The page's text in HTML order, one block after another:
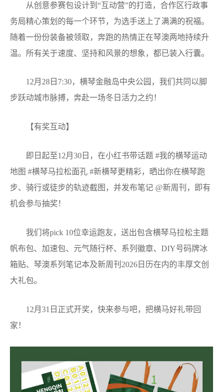
从创意参赛包设计到“互动营”的打造，合作区行政事
务局精心策划的每一个环节，为选手送上了满满的祝福。
随着一份份装备被领取，奔跑的热情正在琴澳两地持续升
温。所有关于速度、坚持和风景的想象，都已装入行囊。
12月28日7:30，横琴金融岛中央公园，我们共同以脚
步跃动城市脉搏，奔赴一场冬日活力之约！
【有奖互动】
即日起至12月30日，在小红书带话题 #我的横琴运动
地图 #横琴马拉松面孔 #新横琴更精彩，晒出你在横琴跑
步、骑行或徒步的轨迹截图，并发布笔记 @新周刊，即有
机会参与抽奖！
我们将pick 10位幸运跑友，送出包含横琴马拉松主题
帆布包、加速包、元气随行杯、系列徽章、DIY号码牌冰
箱贴、琴澳系列笔记本及新周刊2026日历在内的丰厚文创
大礼包。
12月31日正式开奖，快来参与吧，把横马好礼带回
家！